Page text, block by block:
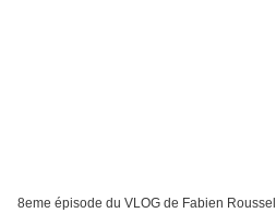
8eme épisode du VLOG de Fabien Roussel